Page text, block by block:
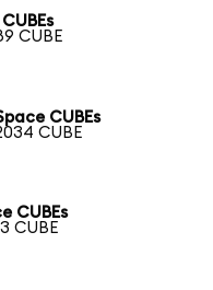
CUBE
CUBEs
CUBE
CUBEs
CUBE